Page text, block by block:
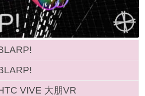
VIVE 大朋VR